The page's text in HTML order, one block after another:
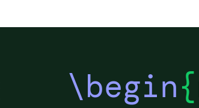
\begin{